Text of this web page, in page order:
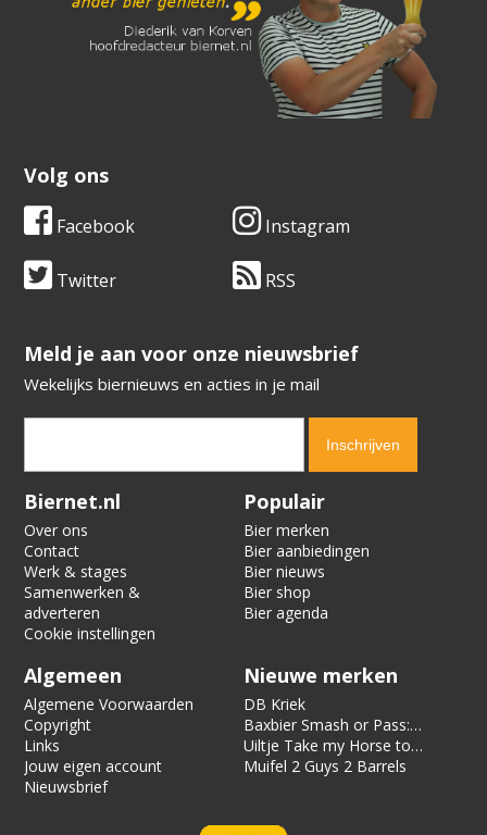
Volg ons
Facebook Instagram
Twitter RSS
​​​​​​​Meld je aan voor onze nieuwsbrief
Wekelijks biernieuws en acties in je mail
Verification code:
Biernet.nl
Over ons
Contact
Werk & stages
Samenwerken &
adverteren
Cookie instellingen
Populair
Bier merken
Bier aanbiedingen
Bier nieuws
Bier shop
Bier agenda
Algemeen
Algemene Voorwaarden
Copyright
Links
Jouw eigen account
Nieuwsbrief
Nieuwe merken
DB Kriek
Baxbier Smash or Pass:
Strata
Uiltje Take my Horse to
the Hotel Room
Muifel 2 Guys 2 Barrels